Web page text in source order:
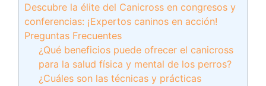
Descubre la élite del Canicross en congresos y
conferencias: ¡Expertos caninos en acción!
Preguntas Frecuentes
¿Qué beneficios puede ofrecer el canicross
para la salud física y mental de los perros?
¿Cuáles son las técnicas y prácticas